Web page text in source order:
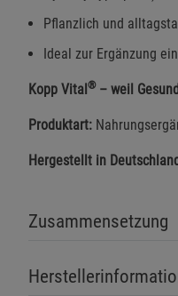
Pflanzlich und
Ideal zur Ergänzung
Kopp Vital®– weil
Produktart:
Hergestellt in
Zusammensetzung